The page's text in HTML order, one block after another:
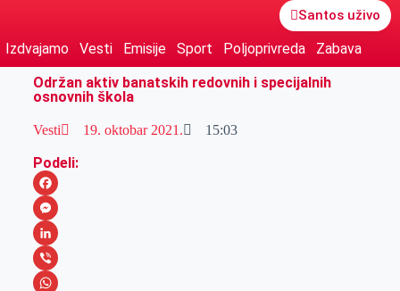
Santos uživo
Izdvajamo Vesti Emisije Sport Poljoprivreda
Zabava
Održan aktiv banatskih redovnih i specijalnih
osnovnih škola
Vesti 19. oktobar 2021. 15:03
Podeli:
F
a
c
e
M
e
s
L
iV